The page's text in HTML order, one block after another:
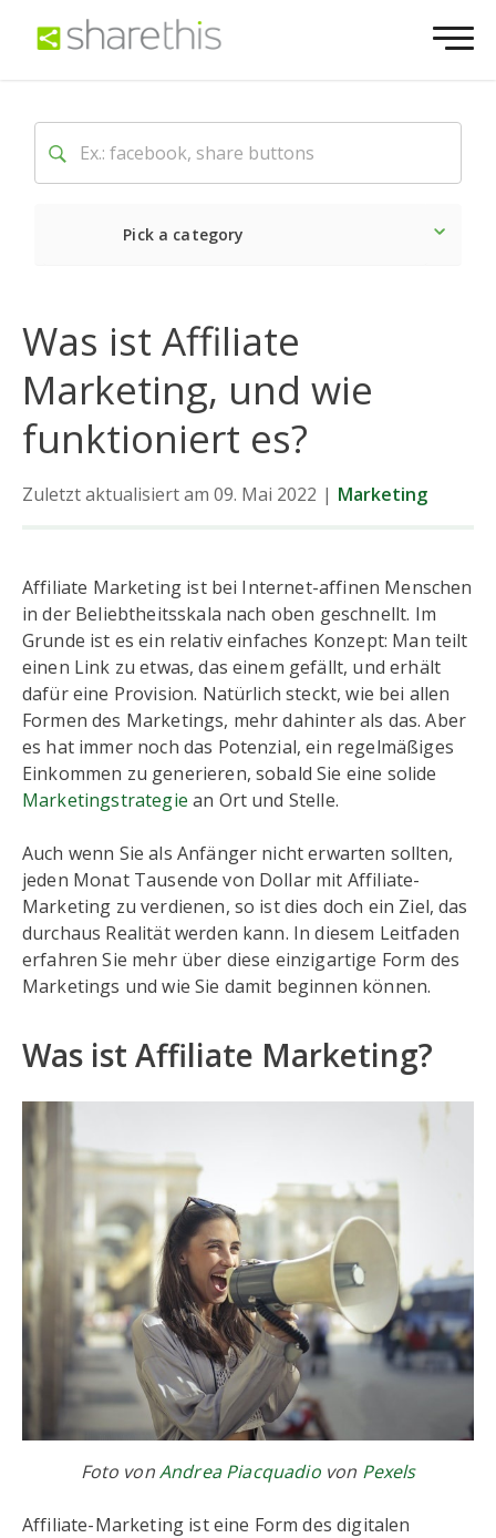
Pick a category
Was ist Affiliate
Marketing, und wie
funktioniert es?
Zuletzt aktualisiert am 09. Mai 2022 | Marketing
Affiliate Marketing ist bei Internet-affinen Menschen
in der Beliebtheitsskala nach oben geschnellt. Im
Grunde ist es ein relativ einfaches Konzept: Man teilt
einen Link zu etwas, das einem gefällt, und erhält
dafür eine Provision. Natürlich steckt, wie bei allen
Formen des Marketings, mehr dahinter als das. Aber
es hat immer noch das Potenzial, ein regelmäßiges
Einkommen zu generieren, sobald Sie eine solide
Marketingstrategie an Ort und Stelle.
Auch wenn Sie als Anfänger nicht erwarten sollten,
jeden Monat Tausende von Dollar mit Affiliate-
Marketing zu verdienen, so ist dies doch ein Ziel, das
durchaus Realität werden kann. In diesem Leitfaden
erfahren Sie mehr über diese einzigartige Form des
Marketings und wie Sie damit beginnen können.
Was ist Affiliate Marketing?
Foto vonAndrea Piacquadiovon Pexels
Affiliate-Marketing ist eine Form des digitalen